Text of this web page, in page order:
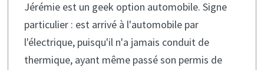
Jérémie est un geek option automobile. Signe
particulier : est arrivé à l'automobile par
l'électrique, puisqu'il n'a jamais conduit de
thermique, ayant même passé son permis de